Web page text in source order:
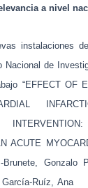
a nivel
instalaciones
de
“EFFECT OF
ACUTE
Gonzalo
Ruíz, Ana